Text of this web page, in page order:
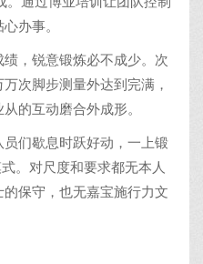
办事。
，锐意锻炼必不成少。次
次脚步测量外达到完满，
的互动磨合外成形。
们歇息时跃好动，一上锻
。对尺度和要求都无本人
保守，也无嘉宝施行力文